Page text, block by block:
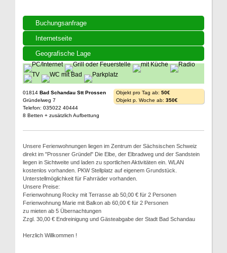
Buchungsanfrage
Internetseite
Geografische Lage
01814 Bad Schandau Stt Prossen
Gründelweg 7
Telefon: 035022 40444
8 Betten + zusätzlich Aufbettung
Objekt pro Tag ab: 50€
Objekt p. Woche ab: 350€
Unsere Ferienwohnungen liegen im Zentrum der Sächsischen Schweiz
direkt im "Prossner Gründel" Die Elbe, der Elbradweg und der Sandstein
liegen in Sichtweite und laden zu sportlichen Aktivitäten ein. WLAN
kostenlos vorhanden. PKW Stellplatz auf eigenem Grundstück.
Unterstellmöglichkeit für Fahrräder vorhanden.
Unsere Preise:
Ferienwohnung Rocky mit Terrasse ab 50,00 € für 2 Personen
Ferienwohnung Marie mit Balkon ab 60,00 € für 2 Personen
zu mieten ab 5 Übernachtungen
Zzgl. 30,00 € Endreinigung und Gästeabgabe der Stadt Bad Schandau
Herzlich Willkommen !